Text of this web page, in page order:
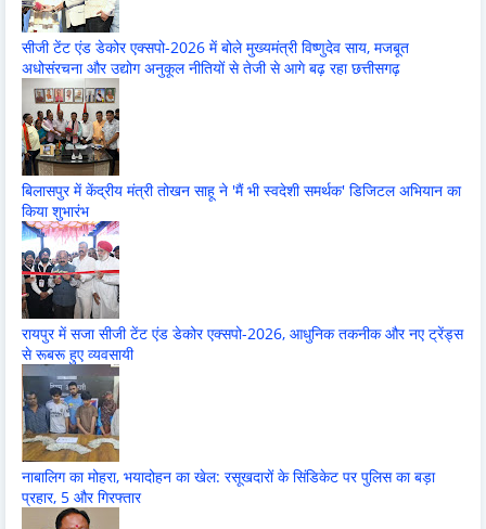
सीजी टेंट एंड डेकोर एक्सपो-2026 में बोले मुख्यमंत्री विष्णुदेव साय, मजबूत
अधोसंरचना और उद्योग अनुकूल नीतियों से तेजी से आगे बढ़ रहा छत्तीसगढ़
बिलासपुर में केंद्रीय मंत्री तोखन साहू ने 'मैं भी स्वदेशी समर्थक' डिजिटल अभियान का
किया शुभारंभ
रायपुर में सजा सीजी टेंट एंड डेकोर एक्सपो-2026, आधुनिक तकनीक और नए ट्रेंड्स
से रूबरू हुए व्यवसायी
नाबालिग का मोहरा, भयादोहन का खेल: रसूखदारों के सिंडिकेट पर पुलिस का बड़ा
प्रहार, 5 और गिरफ्तार